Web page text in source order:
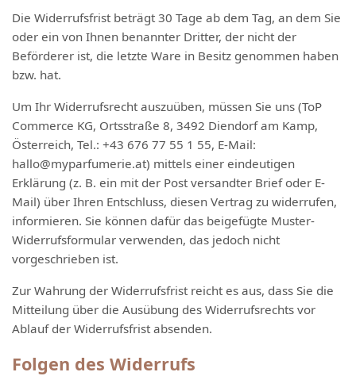
Die Widerrufsfrist beträgt 30 Tage ab dem Tag, an dem Sie
oder ein von Ihnen benannter Dritter, der nicht der
Beförderer ist, die letzte Ware in Besitz genommen haben
bzw. hat.
Um Ihr Widerrufsrecht auszuüben, müssen Sie uns (ToP
Commerce KG, Ortsstraße 8, 3492 Diendorf am Kamp,
Österreich, Tel.: +43 676 77 55 1 55, E-Mail:
hallo@myparfumerie.at) mittels einer eindeutigen
Erklärung (z. B. ein mit der Post versandter Brief oder E-
Mail) über Ihren Entschluss, diesen Vertrag zu widerrufen,
informieren. Sie können dafür das beigefügte Muster-
Widerrufsformular verwenden, das jedoch nicht
vorgeschrieben ist.
Zur Wahrung der Widerrufsfrist reicht es aus, dass Sie die
Mitteilung über die Ausübung des Widerrufsrechts vor
Ablauf der Widerrufsfrist absenden.
Folgen des Widerrufs